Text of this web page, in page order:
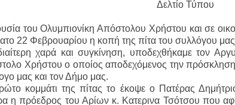
Δελτίο Τύπου
του Ολυμπιονίκη Απόστολου Χρήστου και σε
22 Φεβρουαρίου η κοπή της πίτα του συλλόγου
χαρά και συγκίνηση, υποδεχθήκαμε τον
Χρήστου ο οποίος αποδεχόμενος την πρόσκληση
μας και τον Δήμο μας.
κομμάτι της πίτας το έκοψε ο Πατέρας
η πρόεδρος του Αρίων κ. Κατερινα Τσότσου που